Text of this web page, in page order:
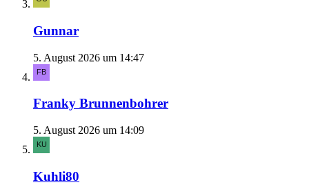
Gunnar
5. August 2026 um 14:47
Franky Brunnenbohrer
5. August 2026 um 14:09
Kuhli80